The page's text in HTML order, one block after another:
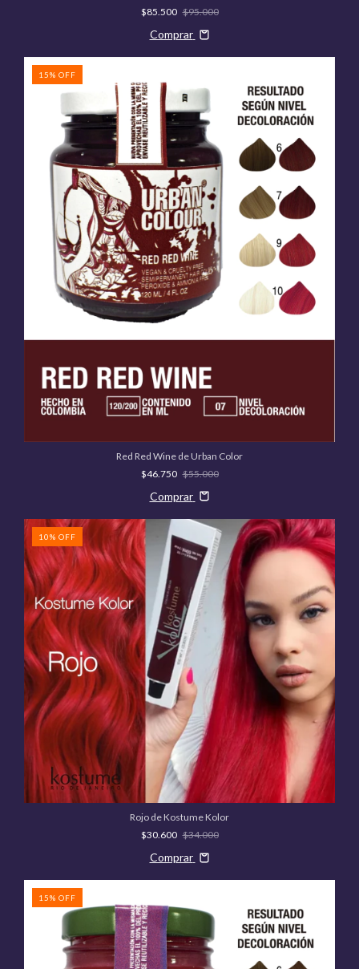
$85.500 $95.000
Comprar
15% OFF
Red Red Wine de Urban Color
$46.750 $55.000
Comprar
10% OFF
Rojo de Kostume Kolor
$30.600 $34.000
Comprar
15% OFF